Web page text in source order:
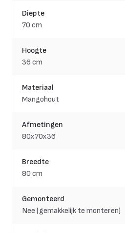
Diepte
70 cm
Hoogte
36 cm
Materiaal
Mangohout
Afmetingen
80x70x36
Breedte
80 cm
Gemonteerd
Nee (gemakkelijk te monteren)